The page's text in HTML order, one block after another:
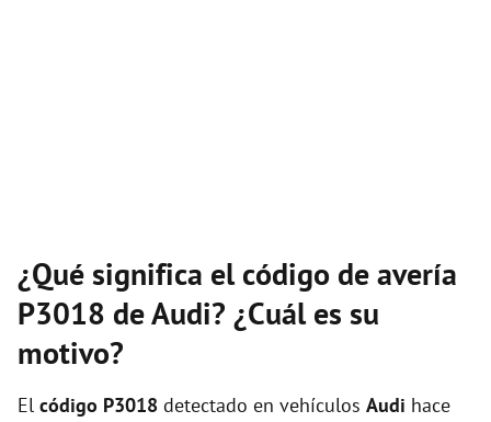
¿Qué significa el código de avería
P3018 de Audi? ¿Cuál es su
motivo?
El código P3018 detectado en vehículos Audi hace